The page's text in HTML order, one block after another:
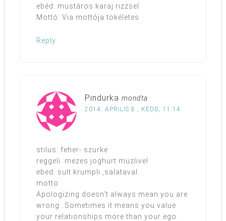
ebéd: mustáros karaj rizzsel
Mottó: Via mottója tökéletes
Reply
Pindurka mondta
2014. ÁPRILIS 8., KEDD, 11:14
stilus: feher- szurke
reggeli :mezes joghurt muzlivel
ebed: sult krumpli ,salataval
motto:
Apologizing doesn’t always mean you are
wrong…Sometimes it means you value
your relationships more than your ego.